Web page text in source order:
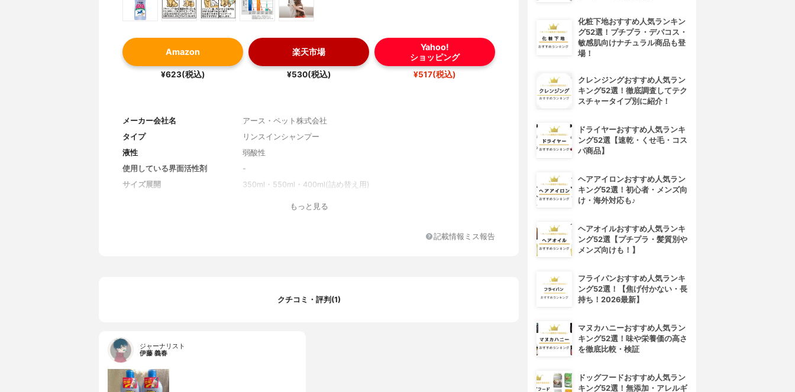
Amazon
¥623(税込)
楽天市場
¥530(税込)
Yahoo!
ショッピング
¥517(税込)
メーカー会社名
アース・ペット株式会社
タイプ
リンスインシャンプー
液性
弱酸性
使用している界面活性剤
-
サイズ展開
350ml・550ml・400ml(詰め替え用)
もっと見る
記載情報ミス報告
クチコミ・評判(1)
ジャーナリスト
伊藤 義春
化粧下地おすすめ人気ランキン
グ52選！プチプラ・デパコス・
敏感肌向けナチュラル商品も登
場！
クレンジングおすすめ人気ラン
キング52選！徹底調査してテク
スチャータイプ別に紹介！
ドライヤーおすすめ人気ランキ
ング52選【速乾・くせ毛・コス
パ商品】
ヘアアイロンおすすめ人気ラン
キング52選！初心者・メンズ向
け・海外対応も♪
ヘアオイルおすすめ人気ランキ
ング52選【プチプラ・髪質別や
メンズ向けも！】
フライパンおすすめ人気ランキ
ング52選！【焦げ付かない・長
持ち！2026最新】
マヌカハニーおすすめ人気ラン
キング52選！味や栄養価の高さ
を徹底比較・検証
ドッグフードおすすめ人気ラン
キング52選！無添加・アレルギ